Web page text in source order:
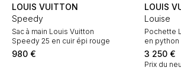
LOUIS VUITTON
Speedy
Sac à main Louis Vuitton
Speedy 25 en cuir épi rouge
980 €
LOUIS
Louise
Pochette
en
3 250 €
Prix du